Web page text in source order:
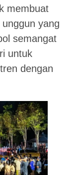
membuat
yang
semangat
untuk
dengan